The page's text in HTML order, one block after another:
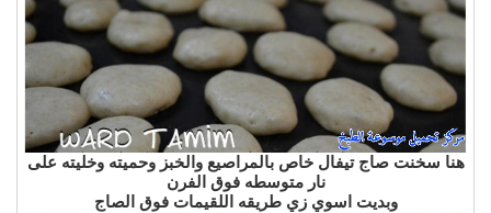
هنا سخنت صاج تيفال خاص بالمراصيع والخبز وحميته وخليته على
نار متوسطه فوق الفرن
وبديت اسوي زي طريقه اللقيمات فوق الصاج